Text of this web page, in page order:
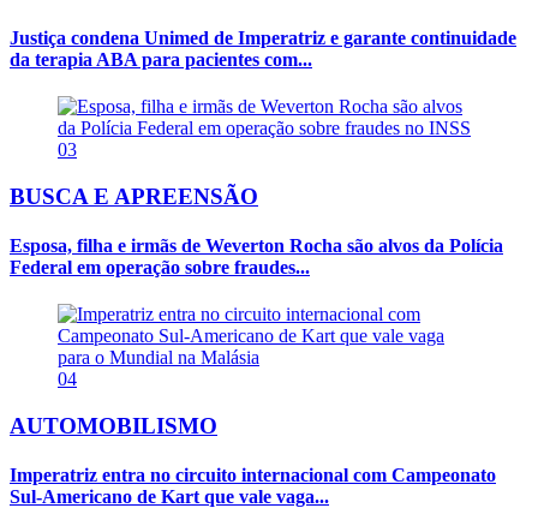
Justiça condena Unimed de Imperatriz e garante continuidade
da terapia ABA para pacientes com...
03
BUSCA E APREENSÃO
Esposa, filha e irmãs de Weverton Rocha são alvos da Polícia
Federal em operação sobre fraudes...
04
AUTOMOBILISMO
Imperatriz entra no circuito internacional com Campeonato
Sul-Americano de Kart que vale vaga...